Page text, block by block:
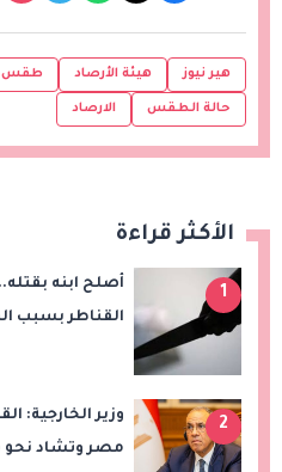
هير نيوز هيئة الأرصاد طقس
حالة الطقس الارصاد
الأكثر قراءة
1
أصلح ابنه
القناطر بسبب
2
وزير الخارجية:
مصر وتشاد نحو